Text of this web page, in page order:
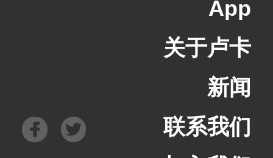
App
关于卢卡
新闻
联系我们